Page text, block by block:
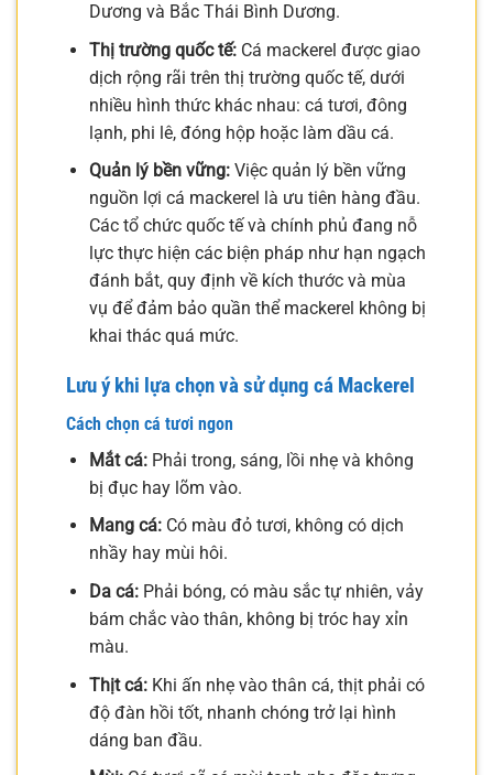
Dương và Bắc Thái Bình Dương.
Thị trường quốc tế:Cá mackerel được giao
dịch rộng rãi trên thị trường quốc tế, dưới
nhiều hình thức khác nhau: cá tươi, đông
lạnh, phi lê, đóng hộp hoặc làm dầu cá.
Quản lý bền vững:Việc quản lý bền vững
nguồn lợi cá mackerel là ưu tiên hàng đầu.
Các tổ chức quốc tế và chính phủ đang nỗ
lực thực hiện các biện pháp như hạn ngạch
đánh bắt, quy định về kích thước và mùa
vụ để đảm bảo quần thể mackerel không bị
khai thác quá mức.
Lưu ý khi lựa chọn và sử dụng cá Mackerel
Cách chọn cá tươi ngon
Mắt cá:Phải trong, sáng, lồi nhẹ và không
bị đục hay lõm vào.
Mang cá:Có màu đỏ tươi, không có dịch
nhầy hay mùi hôi.
Da cá:Phải bóng, có màu sắc tự nhiên, vảy
bám chắc vào thân, không bị tróc hay xỉn
màu.
Thịt cá:Khi ấn nhẹ vào thân cá, thịt phải có
độ đàn hồi tốt, nhanh chóng trở lại hình
dáng ban đầu.